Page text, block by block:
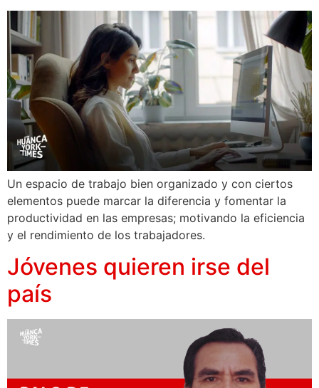
Un espacio de trabajo bien organizado y con ciertos
elementos puede marcar la diferencia y fomentar la
productividad en las empresas; motivando la eficiencia
y el rendimiento de los trabajadores.
Jóvenes quieren irse del
país